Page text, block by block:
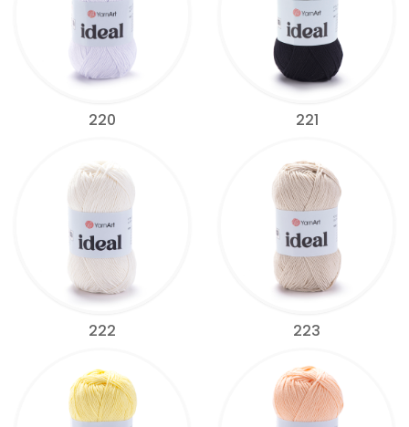
220 221
222 223